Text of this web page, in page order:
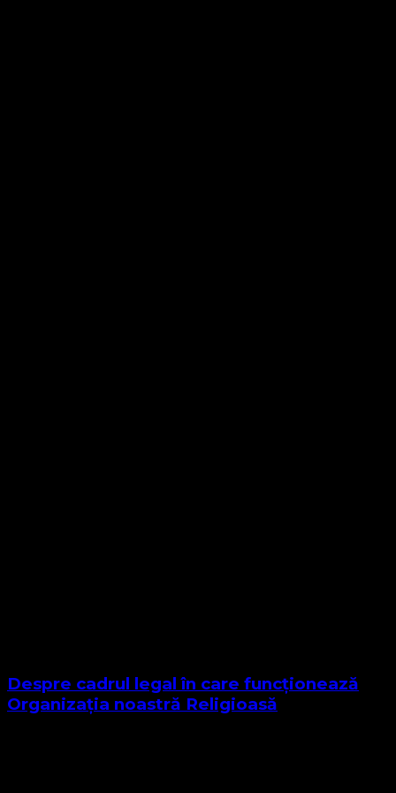
Despre cadrul legal în care funcționează
Organizația noastră Religioasă